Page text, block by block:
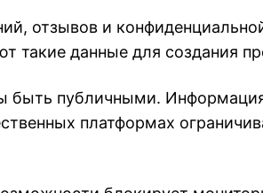
отзывов и
такие данные для создания
быть публичными.
платформах